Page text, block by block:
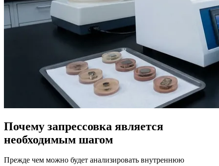
Почему запрессовка является
необходимым шагом
Прежде чем можно будет анализировать внутреннюю